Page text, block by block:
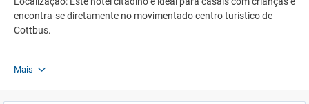
encontra-se diretamente no movimentado centro turístico de
Cottbus.
Mais